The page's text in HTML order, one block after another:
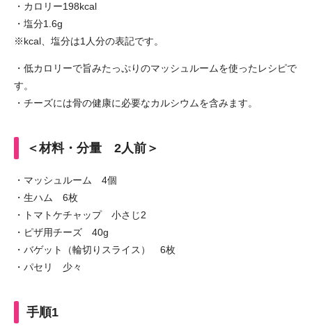
・カロリー198kcal
・塩分1.6g
※kcal、塩分は1人分の表記です。
・低カロリーで旨みたっぷりのマッシュルームを使ったレシピで
す。
・チーズには骨の健康に必要なカルシウムを含みます。
＜材料・分量 2人前＞
・マッシュルーム 4個
・生ハム 6枚
・トマトケチャップ 小さじ2
・ピザ用チーズ 40g
・バゲット（輪切りスライス） 6枚
・パセリ 少々
手順1